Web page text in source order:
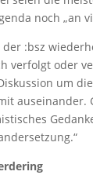
noch „an
:bsz
verfolgt oder
um
auseinander.